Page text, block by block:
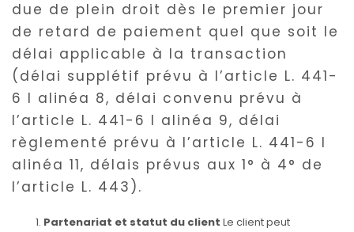
due de plein droit dès le premier jour
de retard de paiement quel que soit le
délai applicable à la transaction
(délai supplétif prévu à l’article L. 441-
6 I alinéa 8, délai convenu prévu à
l’article L. 441-6 I alinéa 9, délai
règlementé prévu à l’article L. 441-6 I
alinéa 11, délais prévus aux 1° à 4° de
l’article L. 443).
Partenariat et statut du client Le client peut